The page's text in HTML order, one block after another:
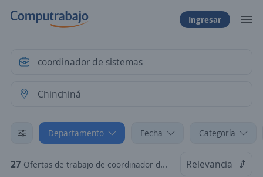
Ingresar
Departamento Fecha Categoría
27 Ofertas de trabajo de coordinador de sistemas en Chinchiná, Caldas Relevancia